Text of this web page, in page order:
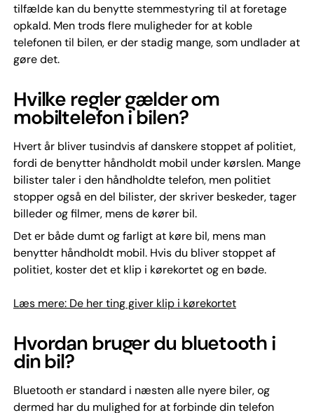
tilfælde kan du benytte stemmestyring til at foretage
opkald. Men trods flere muligheder for at koble
telefonen til bilen, er der stadig mange, som undlader at
gøre det.
Hvilke regler gælder om
mobiltelefon i bilen?
Hvert år bliver tusindvis af danskere stoppet af politiet,
fordi de benytter håndholdt mobil under kørslen. Mange
bilister taler i den håndholdte telefon, men politiet
stopper også en del bilister, der skriver beskeder, tager
billeder og filmer, mens de kører bil.
Det er både dumt og farligt at køre bil, mens man
benytter håndholdt mobil. Hvis du bliver stoppet af
politiet, koster det et klip i kørekortet og en bøde.
Læs mere: De her ting giver klip i kørekortet
Hvordan bruger du bluetooth i
din bil?
Bluetooth er standard i næsten alle nyere biler, og
dermed har du mulighed for at forbinde din telefon